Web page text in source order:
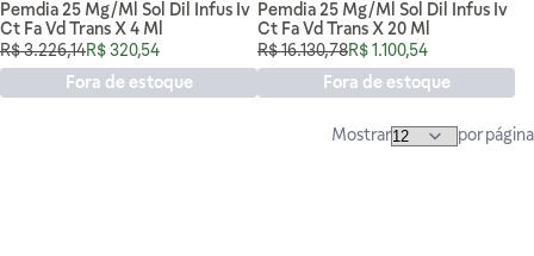
Pemdia 25 Mg/Ml Sol Dil Infus Iv
Ct Fa Vd Trans X 4 Ml
Preço Especial
R$ 320,54
Preço Normal
R$ 3.226,14
Fora de estoque
Pemdia 25 Mg/Ml Sol Dil Infus Iv
Ct Fa Vd Trans X 20 Ml
Preço Especial
R$ 1.100,54
Preço Normal
R$ 16.130,78
Fora de estoque
Mostrar por página